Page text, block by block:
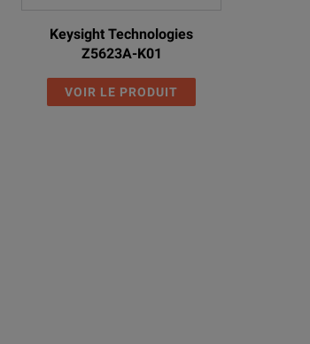
Keysight Technologies
Z5623A-K01
VOIR LE PRODUIT